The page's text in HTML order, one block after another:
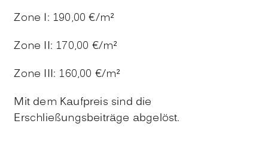
Zone I: 190,00 €/m²
Zone II: 170,00 €/m²
Zone III: 160,00 €/m²
Mit dem Kaufpreis sind die
Erschließungsbeiträge abgelöst.